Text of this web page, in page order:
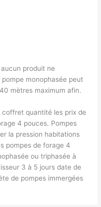
produit ne
monophasée peut
mètres maximum afin.
quantité les prix de
4 pouces. Pompes
la pression habitations
pompes de forage 4
ou triphasée à
3 à 5 jours date de
de pompes immergées